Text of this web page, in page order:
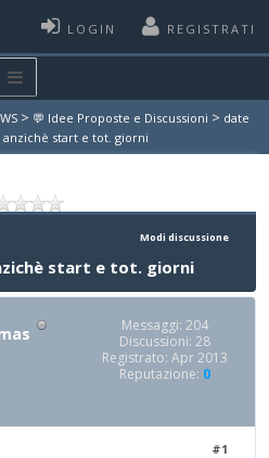
LOGIN REGISTRATI
> 💬 Idee Proposte e Discussioni > date
anzichè start e tot. giorni
Modi discussione
start e tot. giorni
Messaggi: 204
Discussioni: 28
Registrato: Apr 2013
Reputazione: 0
#1